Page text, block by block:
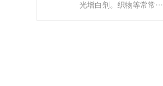
光增白剂。织物等常常···